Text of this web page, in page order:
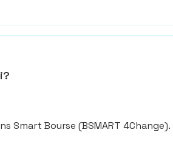
Smart Bourse (BSMART 4Change).